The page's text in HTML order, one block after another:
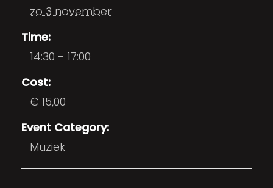
zo 3 november
Time:
14:30 - 17:00
Cost:
€ 15,00
Event Category:
Muziek